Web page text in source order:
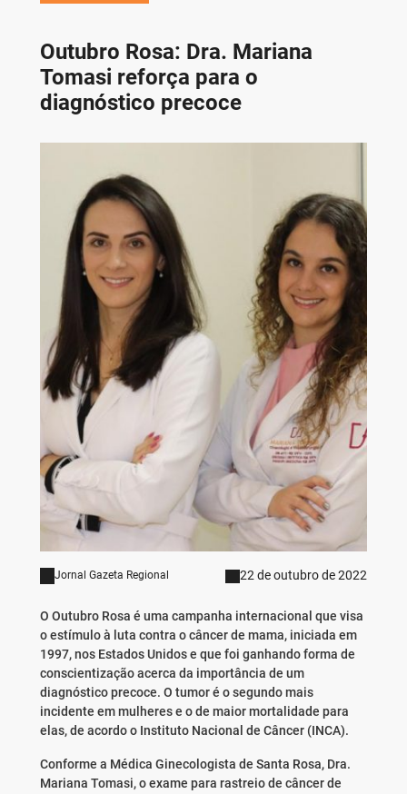
Outubro Rosa: Dra. Mariana
Tomasi reforça para o
diagnóstico precoce
Jornal Gazeta Regional 22 de outubro de 2022
O Outubro Rosa é uma campanha internacional que visa
o estímulo à luta contra o câncer de mama, iniciada em
1997, nos Estados Unidos e que foi ganhando forma de
conscientização acerca da importância de um
diagnóstico precoce. O tumor é o segundo mais
incidente em mulheres e o de maior mortalidade para
elas, de acordo o Instituto Nacional de Câncer (INCA).
Conforme a Médica Ginecologista de Santa Rosa, Dra.
Mariana Tomasi, o exame para rastreio de câncer de